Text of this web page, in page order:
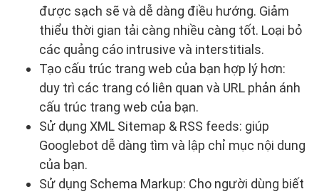
được sạch sẽ và dễ dàng điều hướng. Giảm
thiểu thời gian tải càng nhiều càng tốt. Loại bỏ
các quảng cáo intrusive và interstitials.
Tạo cấu trúc trang web của bạn hợp lý hơn:
duy trì các trang có liên quan và URL phản ánh
cấu trúc trang web của bạn.
Sử dụng XML Sitemap & RSS feeds: giúp
Googlebot dễ dàng tìm và lập chỉ mục nội dung
của bạn.
Sử dụng Schema Markup: Cho người dùng biết